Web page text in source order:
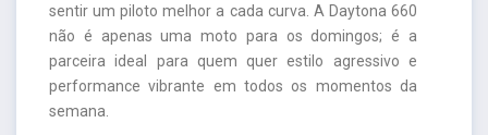
sentir um piloto melhor a cada curva. A Daytona 660
não é apenas uma moto para os domingos; é a
parceira ideal para quem quer estilo agressivo e
performance vibrante em todos os momentos da
semana.